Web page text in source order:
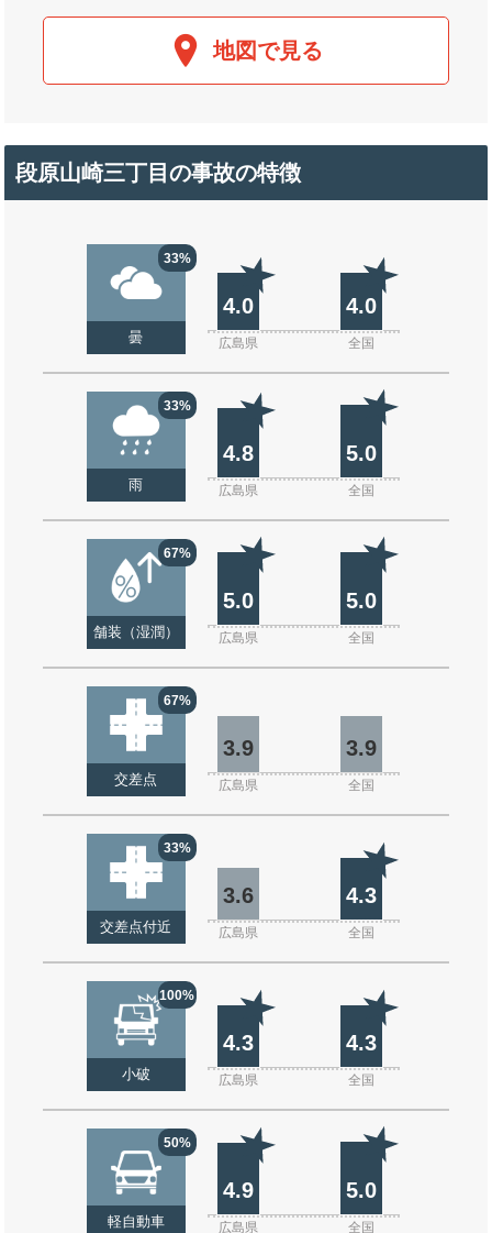
地図で見る
段原山崎三丁目の事故の特徴
33%
曇
4.0 4.0
広島県 全国
33%
雨
4.8 5.0
広島県 全国
67%
舗装（湿潤）
5.0 5.0
広島県 全国
67%
交差点
3.9 3.9
広島県 全国
33%
交差点付近
3.6 4.3
広島県 全国
100%
小破
4.3 4.3
広島県 全国
50%
軽自動車
4.9 5.0
広島県 全国